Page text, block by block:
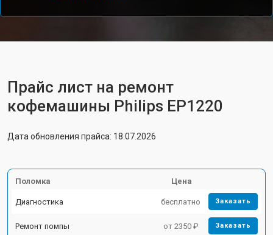
Прайс лист на ремонт
кофемашины Philips EP1220
Дата обновления прайса: 18.07.2026
Поломка Цена
Диагностика бесплатно Заказать
Ремонт помпы от 2350 ₽ Заказать